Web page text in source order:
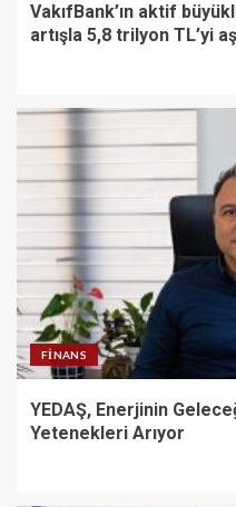
VakıfBank’ın aktif
artışla 5,8 trilyon TL’yi
FINANS
YEDAŞ, Enerjinin
Yetenekleri Arıyor